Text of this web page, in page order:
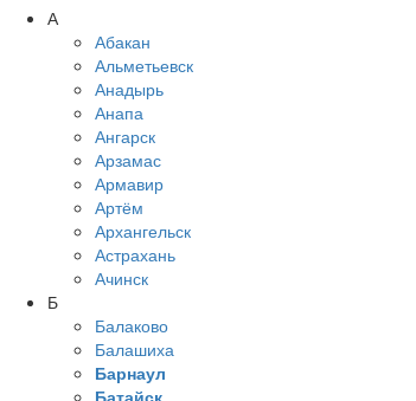
А
Абакан
Альметьевск
Анадырь
Анапа
Ангарск
Арзамас
Армавир
Артём
Архангельск
Астрахань
Ачинск
Б
Балаково
Балашиха
Барнаул
Батайск